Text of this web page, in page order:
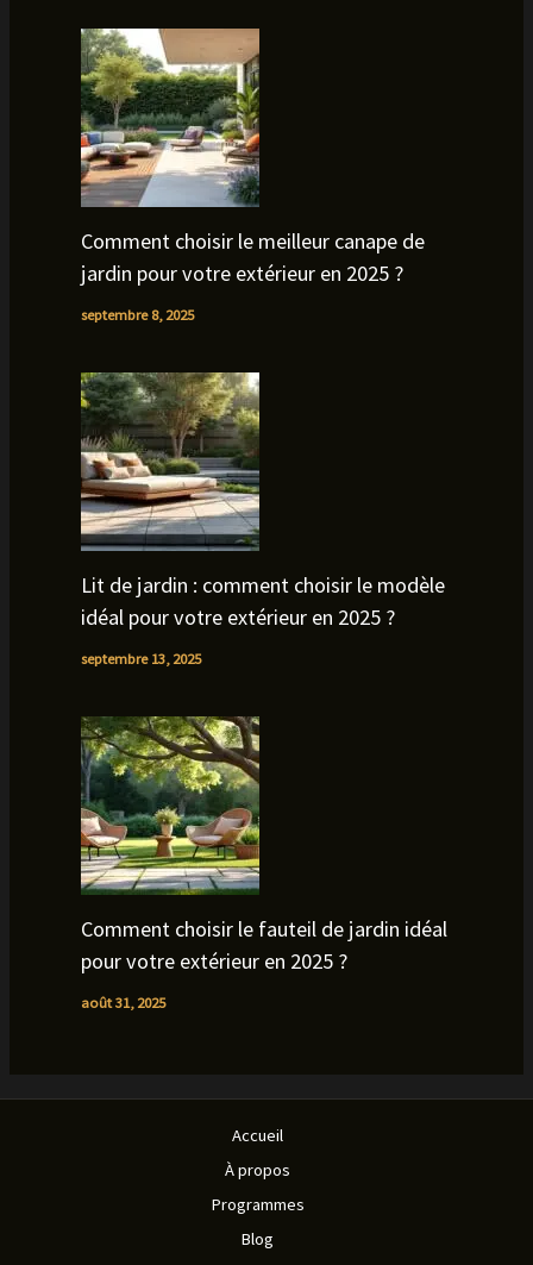
Comment choisir le meilleur canape de
jardin pour votre extérieur en 2025 ?
septembre 8, 2025
Lit de jardin : comment choisir le modèle
idéal pour votre extérieur en 2025 ?
septembre 13, 2025
Comment choisir le fauteil de jardin idéal
pour votre extérieur en 2025 ?
août 31, 2025
Accueil
À propos
Programmes
Blog